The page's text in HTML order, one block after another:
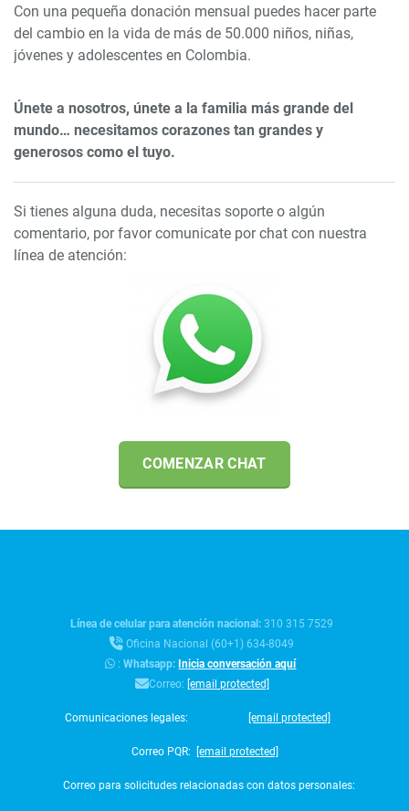
Con una pequeña donación mensual puedes hacer parte
del cambio en la vida de más de 50.000 niños, niñas,
jóvenes y adolescentes en Colombia.
Únete a nosotros, únete a la familia más grande del
mundo… necesitamos corazones tan grandes y
generosos como el tuyo.
Si tienes alguna duda, necesitas soporte o algún
comentario, por favor comunicate por chat con nuestra
línea de atención:
COMENZAR CHAT
Línea de celular para atención nacional:310 315 7529
Oficina Nacional (60+1) 634-8049
:Whatsapp:Inicia conversación aquí
Correo: [email protected]
Comunicaciones legales: [email protected]
Correo PQR: [email protected]
Correo para solicitudes relacionadas con datos personales: